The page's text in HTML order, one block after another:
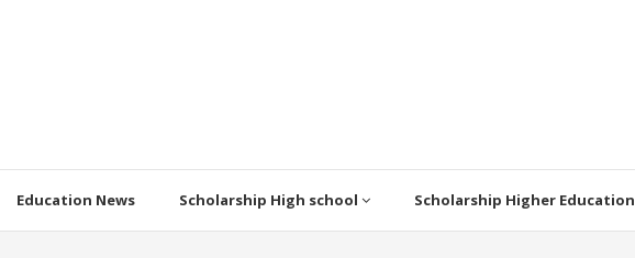
Education News Scholarship High school Scholarship Higher Education